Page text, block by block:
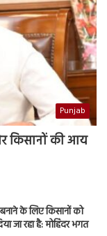
Punjab
किसानों की आय
के लिए किसानों को
जा रहा है: मोहिंदर भगत